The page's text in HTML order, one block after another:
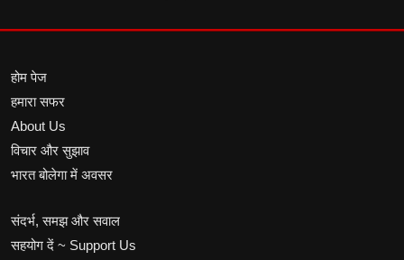
होम पेज
हमारा सफर
About Us
विचार और सुझाव
भारत बोलेगा में अवसर
संदर्भ, समझ और सवाल
सहयोग दें ~ Support Us